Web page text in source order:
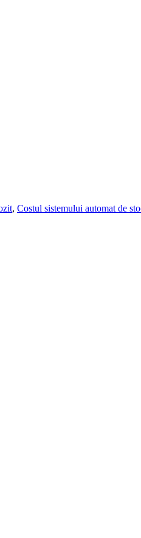
, Costul sistemului automat de